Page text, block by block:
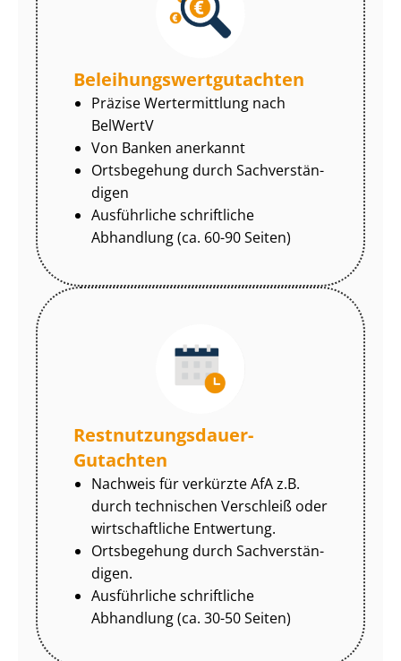
Be­lei­hungs­wert­gut­ach­ten
Präzise Wertermittlung nach
BelWertV
Von Banken anerkannt
Ortsbegehung durch Sach­ver­stän­
di­gen
Ausführliche schriftliche
Abhandlung (ca. 60-90 Seiten)
Rest­nut­zungs­dau­er-
Gutachten
Nachweis für verkürzte AfA z.B.
durch technischen Verschleiß oder
wirtschaftliche Entwertung.
Ortsbegehung durch Sach­ver­stän­
di­gen.
Ausführliche schriftliche
Abhandlung (ca. 30-50 Seiten)